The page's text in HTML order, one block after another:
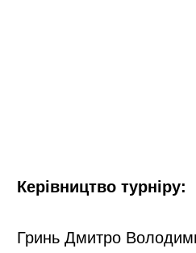
Керівництво турніру:
Гринь Дмитро